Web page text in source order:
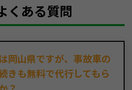
くある質問
岡山県ですが、事故車の
きも無料で代行してもら